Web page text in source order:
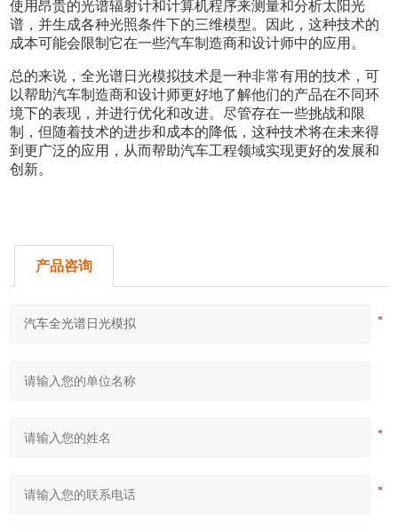
使用昂贵的光谱辐射计和计算机程序来测量和分析太阳光
谱，并生成各种光照条件下的三维模型。因此，这种技术的
成本可能会限制它在一些汽车制造商和设计师中的应用。
总的来说，全光谱日光模拟技术是一种非常有用的技术，可
以帮助汽车制造商和设计师更好地了解他们的产品在不同环
境下的表现，并进行优化和改进。尽管存在一些挑战和限
制，但随着技术的进步和成本的降低，这种技术将在未来得
到更广泛的应用，从而帮助汽车工程领域实现更好的发展和
创新。
产品咨询